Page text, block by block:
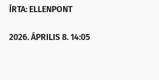
ÍRTA: ELLENPONT
2026. ÁPRILIS 8. 14:05